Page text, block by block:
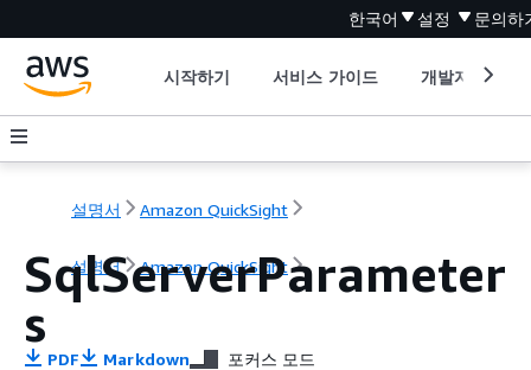
한국어 설정 문의하
시작하기 서비스 가이드 개발자 도구
설명서 Amazon QuickSight
설명서 Amazon QuickSight
SqlServerParameter
s
PDF Markdown 포커스 모드